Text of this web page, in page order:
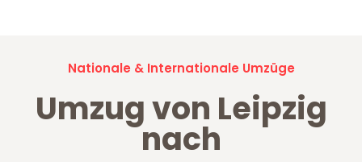
Nationale & Internationale Umzüge
Umzug von Leipzig
nach